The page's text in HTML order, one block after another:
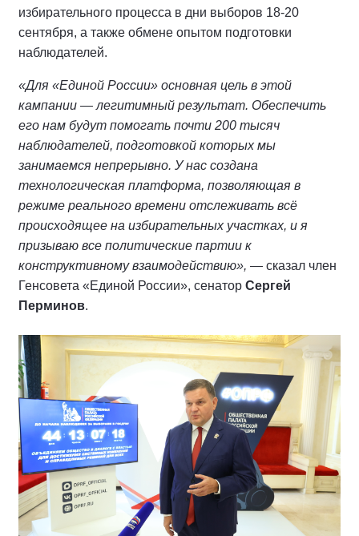
избирательного процесса в дни выборов 18-20
сентября, а также обмене опытом подготовки
наблюдателей.
«Для «Единой России» основная цель в этой
кампании — легитимный результат. Обеспечить
его нам будут помогать почти 200 тысяч
наблюдателей, подготовкой которых мы
занимаемся непрерывно. У нас создана
технологическая платформа, позволяющая в
режиме реального времени отслеживать всё
происходящее на избирательных участках, и я
призываю все политические партии к
конструктивному взаимодействию», — сказал член
Генсовета «Единой России», сенатор Сергей
Перминов.